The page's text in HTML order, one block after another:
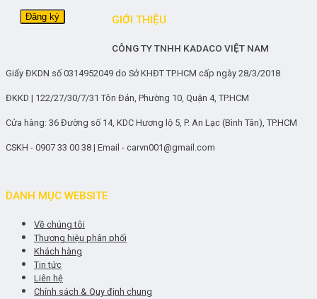
GIỚI THIỆU
CÔNG TY TNHH KADACO VIỆT NAM
Giấy ĐKDN số 0314952049 do Sở KHĐT TP.HCM cấp ngày 28/3/2018
ĐKKD | 122/27/30/7/31 Tôn Đản, Phường 10, Quận 4, TP.HCM
Cửa hàng: 36 Đường số 14, KDC Hương lộ 5, P. An Lạc (Bình Tân), TP.HCM
CSKH - 0907 33 00 38 | Email - carvn001@gmail.com
DANH MỤC WEBSITE
Về chúng tôi
Thương hiệu phân phối
Khách hàng
Tin tức
Liên hệ
Chính sách & Quy định chung